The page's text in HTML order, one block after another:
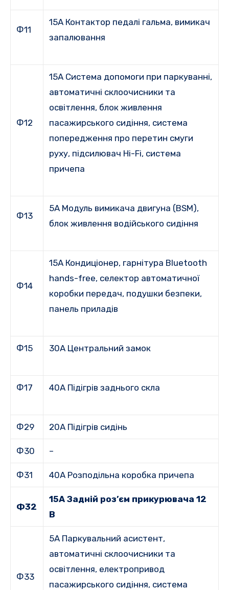
Ф11
15A Контактор педалі гальма, вимикач
запалювання
Ф12
15A Система допомоги при паркуванні,
автоматичні склоочисники та
освітлення, блок живлення
пасажирського сидіння, система
попередження про перетин смуги
руху, підсилювач Hi-Fi, система
причепа
Ф13
5A Модуль вимикача двигуна (BSM),
блок живлення водійського сидіння
Ф14
15A Кондиціонер, гарнітура Bluetooth
hands-free, селектор автоматичної
коробки передач, подушки безпеки,
панель приладів
Ф15 30A Центральний замок
Ф17 40A Підігрів заднього скла
Ф29 20A Підігрів сидінь
Ф30 –
Ф31 40A Розподільна коробка причепа
Ф32
15A Задній роз’єм прикурювача 12
В
Ф33
5A Паркувальний асистент,
автоматичні склоочисники та
освітлення, електропривод
пасажирського сидіння, система